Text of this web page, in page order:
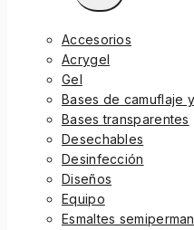
Accesorios
Acrygel
Gel
Bases de camuflaje
Bases transparentes
Desechables
Desinfección
Diseños
Equipo
Esmaltes